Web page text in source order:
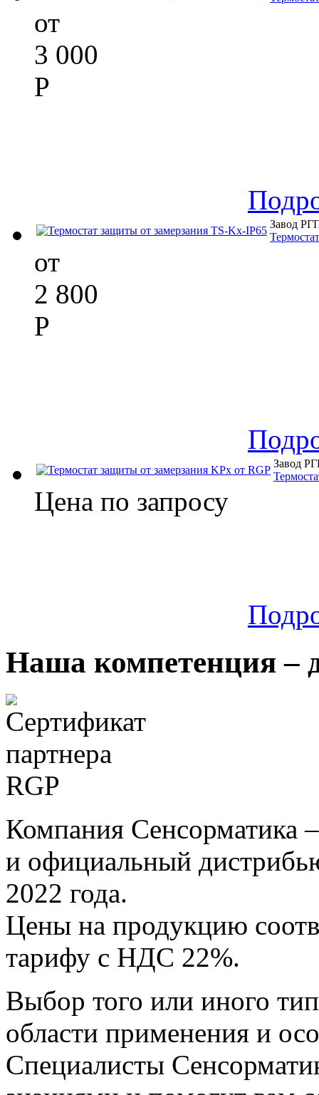
от
3 000
Р
Завод
от
2 800
Р
Завод
Цена по запросу
Наша компетенция –
Компания Сенсорматика
и официальный
2022 года.
Цены на продукцию
тарифу с НДС 22%.
Выбор того или иного
области применения и
Специалисты